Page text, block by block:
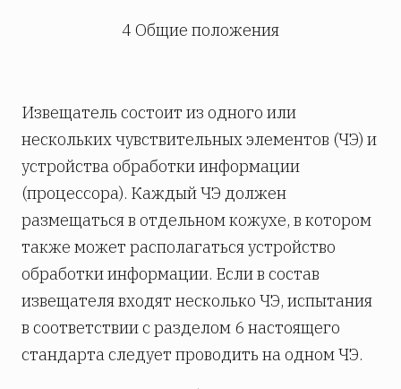
4 Общие положения
Извещатель состоит из одного или
нескольких чувствительных элементов (ЧЭ) и
устройства обработки информации
(процессора). Каждый ЧЭ должен
размещаться в отдельном кожухе, в котором
также может располагаться устройство
обработки информации. Если в состав
извещателя входят несколько ЧЭ, испытания
в соответствии с разделом 6 настоящего
стандарта следует проводить на одном ЧЭ.